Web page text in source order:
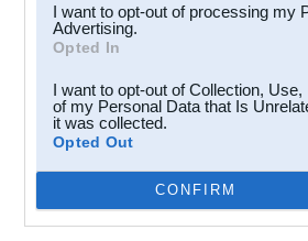
I want to opt-out of processing my
Advertising.
Opted In
I want to opt-out of Collection,
of my Personal Data that Is
it was collected.
Opted Out
CONFIRM